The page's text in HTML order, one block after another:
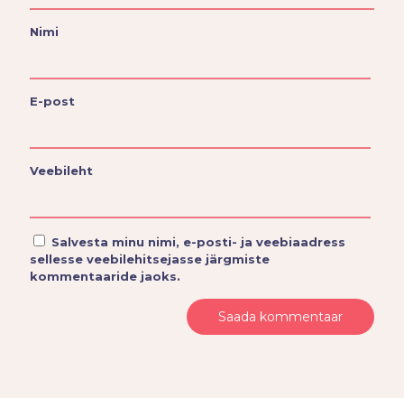
Nimi
E-post
Veebileht
Salvesta minu nimi, e-posti- ja veebiaadress
sellesse veebilehitsejasse järgmiste
kommentaaride jaoks.